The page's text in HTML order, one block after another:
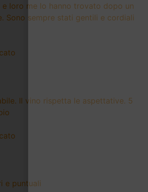
e loro me lo hanno trovato dopo un
Sono sempre stati gentili e cordiali
Il vino rispetta le aspettative. 5
e puntuali